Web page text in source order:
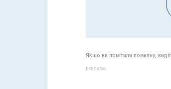
Якщо ви помітили помилку,
РЕКЛАМА: